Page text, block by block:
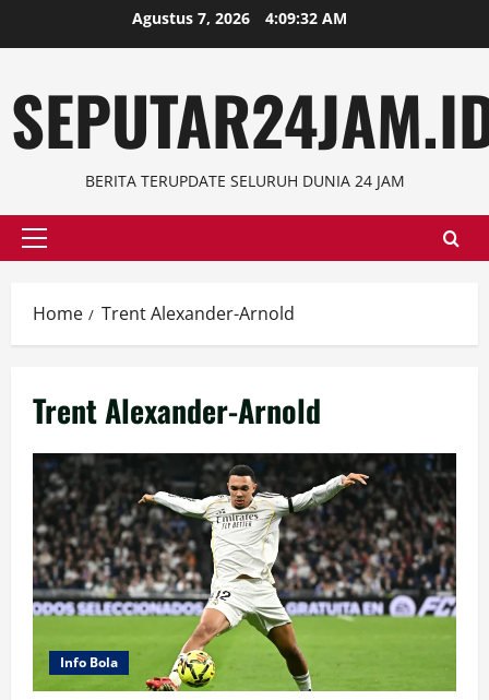
to
Agustus 7, 2026 4:09:32 AM
BERITA TERUPDATE SELURUH DUNIA 24 JAM
Primary
Home Trent Alexander-Arnold
Trent Alexander-Arnold
Info Bola